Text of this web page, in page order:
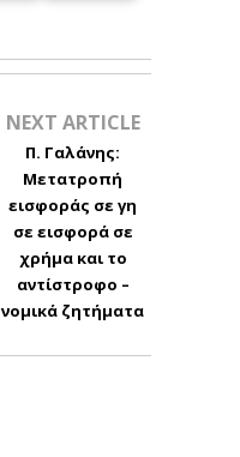
NEXT ARTICLE
Π. Γαλάνης:
Μετατροπή
εισφοράς σε γη
σε εισφορά σε
χρήμα και το
αντίστροφο –
νομικά ζητήματα